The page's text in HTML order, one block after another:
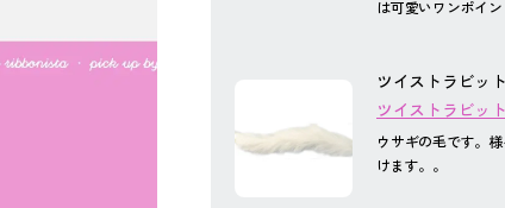
は可愛いワンポイ
ツイストラビッ
ツイストラビッ
ウサギの毛です。
けます。。